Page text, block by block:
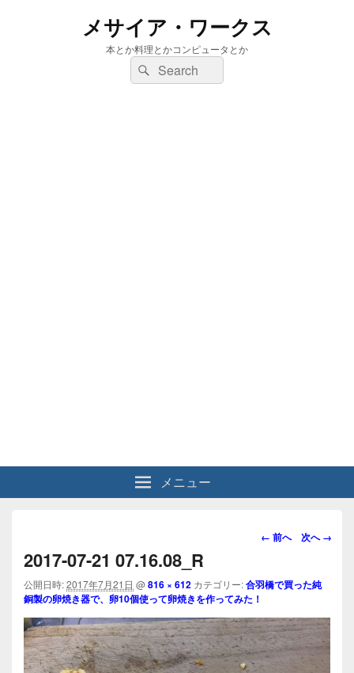
メサイア・ワークス
本とか料理とかコンピュータとか
検
索:
検
索
メニュー
画
ビ
ー
シ
ョ
← 前へ 次へ →
2017-07-21 07.16.08_R
公開日時:2017年7月21日 @816 × 612 カテゴリー:合羽橋で買った純
銅製の卵焼き器で、卵10個使って卵焼きを作ってみた！